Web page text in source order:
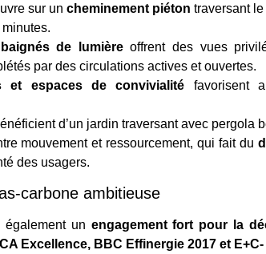
sur un cheminement piéton traversant
de lumièreoffrent des vues
par des circulations actives et ouvertes.
et espaces de convivialité favorisent
d’un jardin traversant avec pergola
mouvement et ressourcement, qui fait du
des usagers.
carbone ambitieuse
également un engagement fort pour la
Excellence, BBC Effinergie 2017 et E+C-